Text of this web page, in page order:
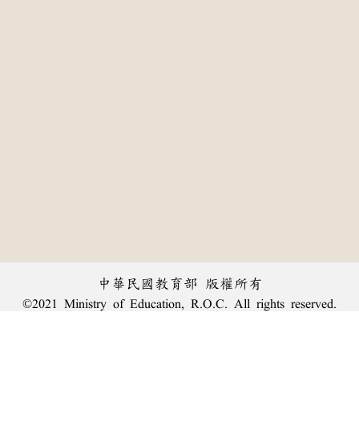
中華民國教育部 版權所有
©2021 Ministry of Education, R.O.C. All rights reserved.